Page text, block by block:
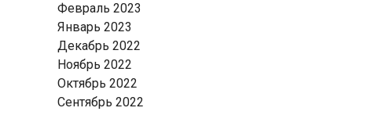
Февраль 2023
Январь 2023
Декабрь 2022
Ноябрь 2022
Октябрь 2022
Сентябрь 2022